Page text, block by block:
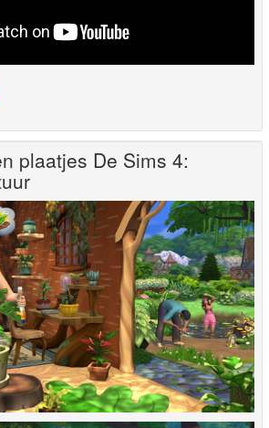
plaatjes De Sims 4: